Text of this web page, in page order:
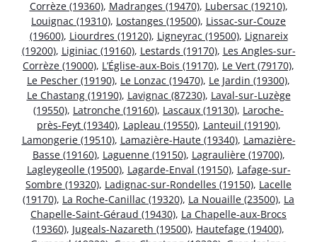
Corrèze (19360), Madranges (19470), Lubersac (19210),
Louignac (19310), Lostanges (19500), Lissac-sur-Couze
(19600), Liourdres (19120), Ligneyrac (19500), Lignareix
(19200), Liginiac (19160), Lestards (19170), Les Angles-sur-
Corrèze (19000), L’Église-aux-Bois (19170), Le Vert (79170),
Le Pescher (19190), Le Lonzac (19470), Le Jardin (19300),
Le Chastang (19190), Lavignac (87230), Laval-sur-Luzège
(19550), Latronche (19160), Lascaux (19130), Laroche-
près-Feyt (19340), Lapleau (19550), Lanteuil (19190),
Lamongerie (19510), Lamazière-Haute (19340), Lamazière-
Basse (19160), Laguenne (19150), Lagraulière (19700),
Lagleygeolle (19500), Lagarde-Enval (19150), Lafage-sur-
Sombre (19320), Ladignac-sur-Rondelles (19150), Lacelle
(19170), La Roche-Canillac (19320), La Nouaille (23500), La
Chapelle-Saint-Géraud (19430), La Chapelle-aux-Brocs
(19360), Jugeals-Nazareth (19500), Hautefage (19400),